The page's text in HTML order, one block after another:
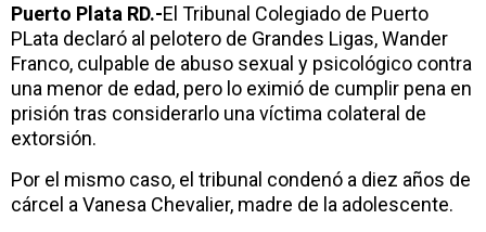
Puerto Plata RD.-El Tribunal Colegiado de Puerto
PLata declaró al pelotero de Grandes Ligas, Wander
Franco, culpable de abuso sexual y psicológico contra
una menor de edad, pero lo eximió de cumplir pena en
prisión tras considerarlo una víctima colateral de
extorsión.
Por el mismo caso, el tribunal condenó a diez años de
cárcel a Vanesa Chevalier, madre de la adolescente.